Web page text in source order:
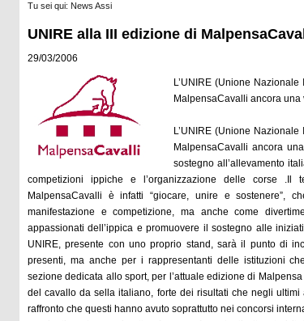
Tu sei qui: News Assi
UNIRE alla III edizione di
29/03/2006
L’UNIRE (Unione
MalpensaCavalli ancora una
L’UNIRE (Unione
MalpensaCavalli ancora
sostegno all’allevamento
competizioni ippiche e l’organizzazione delle corse .Il
MalpensaCavalli è infatti “giocare, unire e sostenere”,
manifestazione e competizione, ma anche come
appassionati dell’ippica e promuovere il sostegno alle
UNIRE, presente con uno proprio stand, sarà il punto di
presenti, ma anche per i rappresentanti delle istituzioni
sezione dedicata allo sport, per l’attuale edizione di
del cavallo da sella italiano, forte dei risultati che negli
raffronto che questi hanno avuto soprattutto nei concorsi